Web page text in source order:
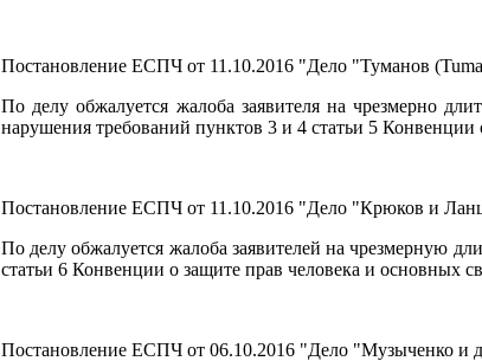
Постановление ЕСПЧ от 11.10.2016 "Дело "Туманов
По делу обжалуется жалоба заявителя на чрезмерно
нарушения требований пунктов 3 и 4 статьи 5
Постановление ЕСПЧ от 11.10.2016 "Дело "Крюков и
По делу обжалуется жалоба заявителей на чрезмерную
статьи 6 Конвенции о защите прав человека и основных
Постановление ЕСПЧ от 06.10.2016 "Дело "Музыченко и